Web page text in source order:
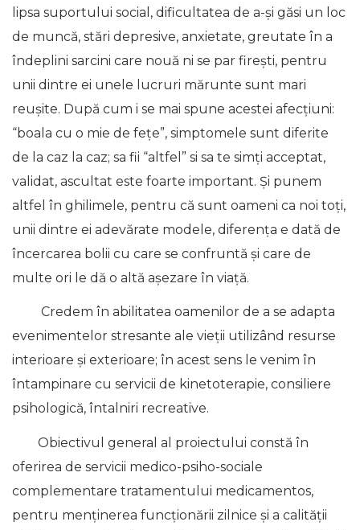
lipsa suportului social, dificultatea de a-și găsi un loc
de muncă, stări depresive, anxietate, greutate în a
îndeplini sarcini care nouă ni se par firești, pentru
unii dintre ei unele lucruri mărunte sunt mari
reușite. După cum i se mai spune acestei afecțiuni:
“boala cu o mie de fețe”, simptomele sunt diferite
de la caz la caz; sa fii “altfel” si sa te simți acceptat,
validat, ascultat este foarte important. Și punem
altfel în ghilimele, pentru că sunt oameni ca noi toți,
unii dintre ei adevărate modele, diferența e dată de
încercarea bolii cu care se confruntă și care de
multe ori le dă o altă așezare în viață.
Credem în abilitatea oamenilor de a se adapta
evenimentelor stresante ale vieții utilizând resurse
interioare și exterioare; în acest sens le venim în
întampinare cu servicii de kinetoterapie, consiliere
psihologică, întalniri recreative.
Obiectivul general al proiectului constă în
oferirea de servicii medico-psiho-sociale
complementare tratamentului medicamentos,
pentru menținerea funcționării zilnice și a calității